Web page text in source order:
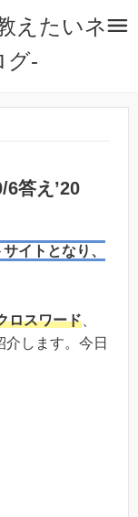
えたいネ
グ-
答え’20
イトとなり、
ロスワード
します。今日